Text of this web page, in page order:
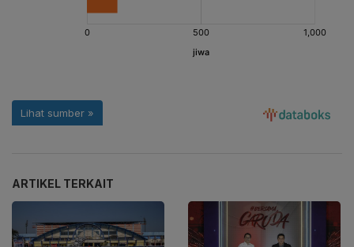
ARTIKEL TERKAIT